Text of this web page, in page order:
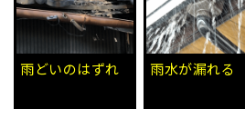
雨どいのはずれ 雨水が漏れる